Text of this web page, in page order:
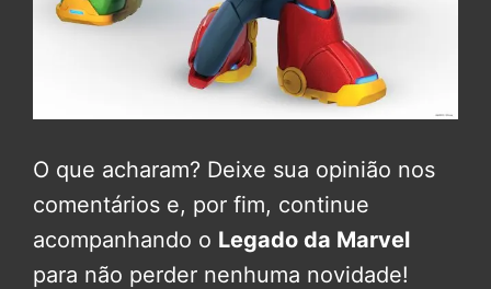
O que acharam? Deixe sua opinião nos
comentários e, por fim, continue
acompanhando o Legado da Marvel
para não perder nenhuma novidade!